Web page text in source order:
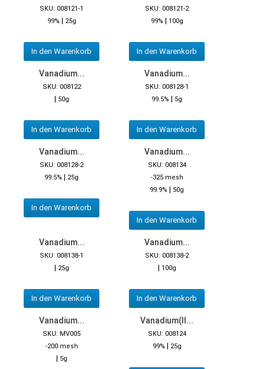
SKU: 008121-1
99% | 25g
In den Warenkorb
SKU: 008121-2
99% | 100g
In den Warenkorb
Vanadium...
SKU: 008122
| 50g
In den Warenkorb
Vanadium...
SKU: 008128-1
99.5% | 5g
In den Warenkorb
Vanadium...
SKU: 008128-2
99.5% | 25g
In den Warenkorb
Vanadium...
SKU: 008134
-325 mesh
99.9% | 50g
In den Warenkorb
Vanadium...
SKU: 008138-1
| 25g
In den Warenkorb
Vanadium...
SKU: 008138-2
| 100g
In den Warenkorb
Vanadium...
SKU: MV005
-200 mesh
| 5g
Vanadium(II...
SKU: 008124
99% | 25g